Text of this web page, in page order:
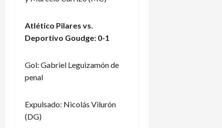
Atlético Pilares vs.
Deportivo Goudge: 0-1
Gol: Gabriel Leguizamón de
penal
Expulsado: Nicolás Vilurón
(DG)